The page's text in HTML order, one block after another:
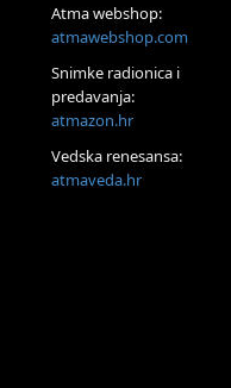
— nova
sebe
sistemskih
tijelo, duh i um
Atma webshop:
atmawebshop.com
Snimke radionica i
predavanja:
atmazon.hr
Vedska renesansa:
atmaveda.hr